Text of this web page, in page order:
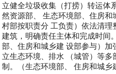
立健全垃圾收集（打捞）转运体
然资源部、 生态环境部、住房
村部按职责分 工负责）依法清
建筑，明确责任主体和完成时间
部、住房和城乡建 设部参与）
立生态环境、排水 （城管）等
制。（生态环境部、 住房和城乡